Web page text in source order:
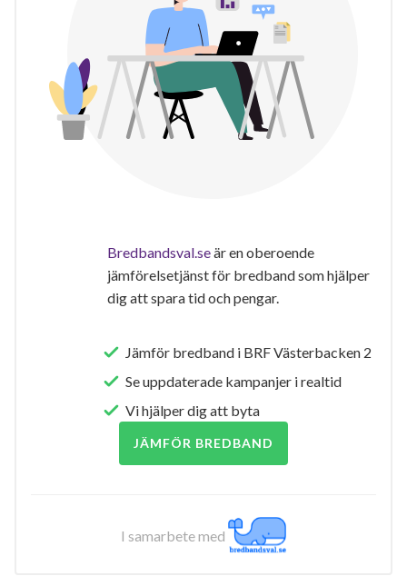
Bredbandsval.seär en oberoende
jämförelsetjänst för bredband som hjälper
dig att spara tid och pengar.
Jämför bredband i BRF Västerbacken 2
Se uppdaterade kampanjer i realtid
Vi hjälper dig att byta
JÄMFÖR BREDBAND
I samarbete med